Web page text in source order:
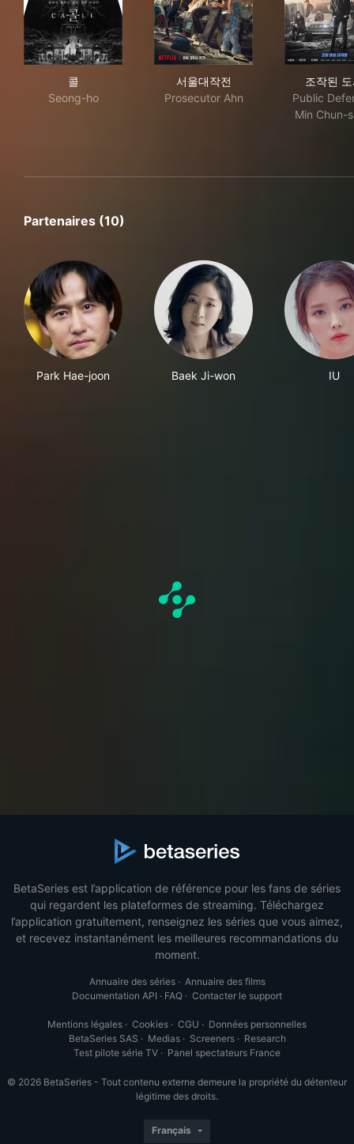
콜
Seong-ho
서울대작전
Prosecutor Ahn
조작된
Public
Min Chun-
Partenaires (10)
Park Hae-joon Baek Ji-won IU
BetaSeries est l’application de référence pour les fans de séries
qui regardent les plateformes de streaming. Téléchargez
l’application gratuitement, renseignez les séries que vous aimez,
et recevez instantanément les meilleures recommandations du
moment.
Annuaire des séries· Annuaire des films
Documentation API · FAQ · Contacter le support
Mentions légales · Cookies · CGU · Données personnelles
BetaSeries SAS · Medias· Screeners· Research
Test pilote série TV · Panel spectateurs France
© 2026 BetaSeries - Tout contenu externe demeure la propriété du détenteur
légitime des droits.
Français